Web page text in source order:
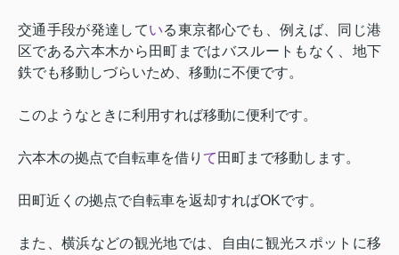
交通手段が発達している東京都心でも、例えば、同じ港
区である六本木から田町まではバスルートもなく、地下
鉄でも移動しづらいため、移動に不便です。
このようなときに利用すれば移動に便利です。
六本木の拠点で自転車を借り て 田町まで移動します。
田町近くの拠点で自転車を返却すればOKです。
また、横浜などの観光地では、自由に観光スポットに移